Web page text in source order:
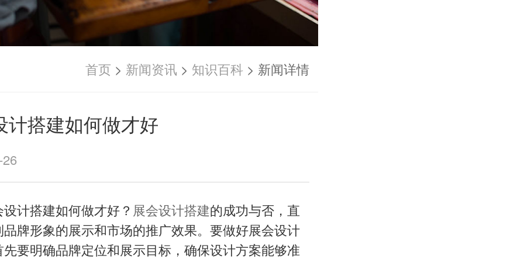
首页 > 新闻资讯 > 知识百科 > 新闻详情
计搭建如何做才好
搭建如何做才好？ 展会设计搭建的成功与否，直
牌形象的展示和市场的推广效果。要做好展会设计
要明确品牌定位和展示目标，确保设计方案能够准